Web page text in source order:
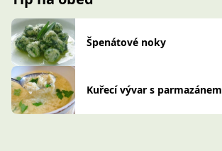
Špenátové noky
Kuřecí vývar s parmazánem